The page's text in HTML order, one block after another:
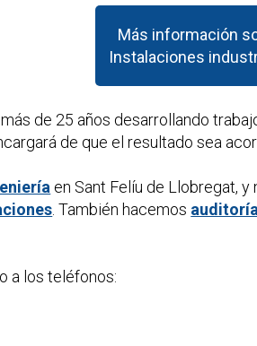
Más información
Instalaciones
de 25 años desarrollando
de que el resultado sea
en Sant Felíu de Llobregat,
. También hacemos
a los teléfonos: